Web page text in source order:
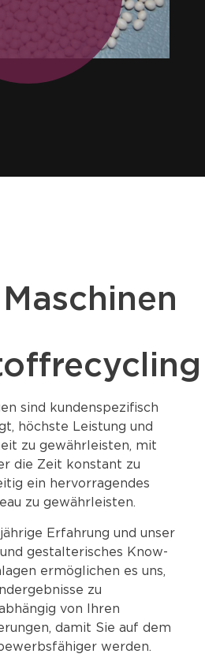
sind kundenspezifisch
höchste Leistung und
zu gewährleisten, mit
die Zeit konstant zu
ein hervorragendes
zu gewährleisten.
Erfahrung und unser
gestalterisches Know-
ermöglichen es uns,
zu
von Ihren
damit Sie auf dem
werden.